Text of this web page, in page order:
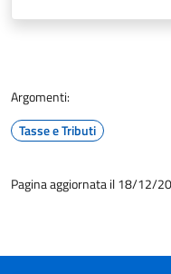
Argomenti:
Tasse e Tributi
Pagina aggiornata il 18/12/